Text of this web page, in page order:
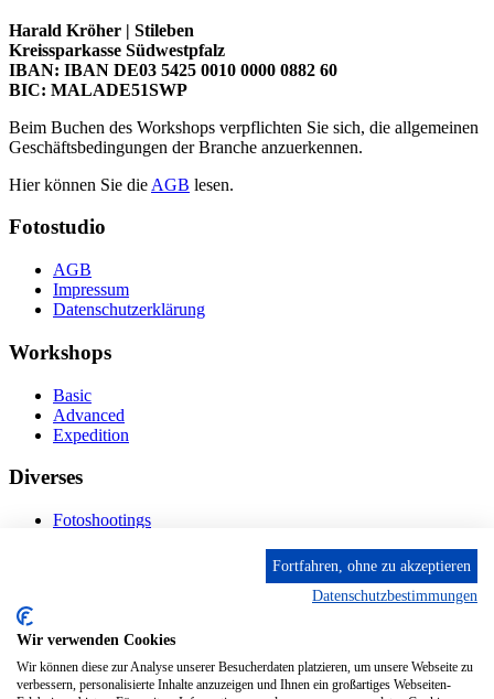
Harald Kröher | Stileben
Kreissparkasse Südwestpfalz
IBAN: IBAN DE03 5425 0010 0000 0882 60
BIC: MALADE51SWP
Beim Buchen des Workshops verpflichten Sie sich, die allgemeinen
Geschäftsbedingungen der Branche anzuerkennen.
Hier können Sie die AGB lesen.
Fotostudio
AGB
Impressum
Datenschutzerklärung
Workshops
Basic
Advanced
Expedition
Diverses
Fotoshootings
Kontakt
Fröhnstr. 4-8, 66954 Pirmasens
Diese E-Mail-Adresse ist vor Spambots geschützt! Zur
Anzeige muss JavaScript eingeschaltet sein.
Fortfahren, ohne zu akzeptieren
Datenschutzbestimmungen
Wir verwenden Cookies
Wir können diese zur Analyse unserer Besucherdaten platzieren, um unsere Webseite zu
verbessern, personalisierte Inhalte anzuzeigen und Ihnen ein großartiges Webseiten-